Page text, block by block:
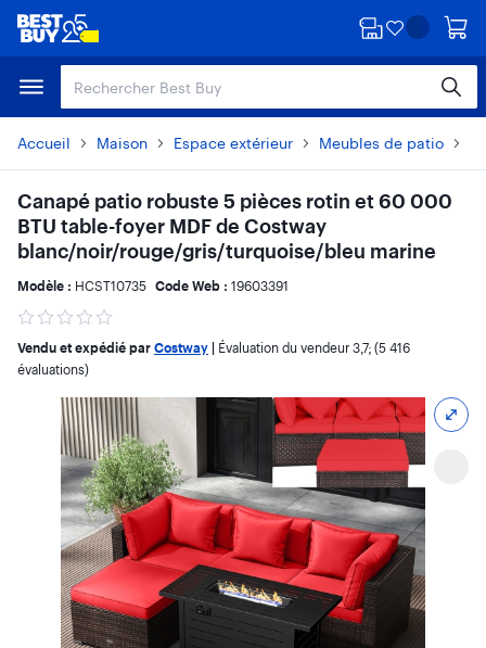
Passer
contenu
principal
Passer
pied
Accueil Maison Espace extérieur Meubles de patio
Canapé patio robuste 5 pièces rotin et 60 000
BTU table-foyer MDF de Costway
blanc/noir/rouge/gris/turquoise/bleu marine
Modèle : HCST10735 Code Web : 19603391
Vendu et expédié par Costway Évaluation du vendeur 3,7; (5 416
évaluations)